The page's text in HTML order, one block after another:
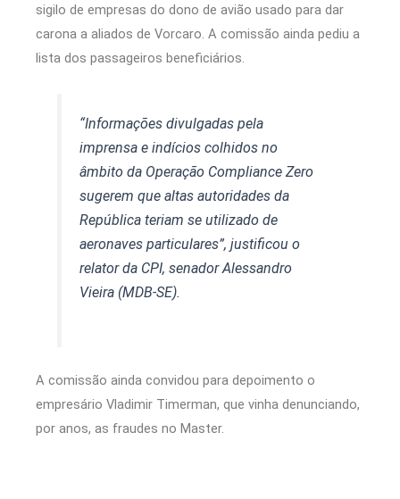
sigilo de empresas do dono de avião usado para dar
carona a aliados de Vorcaro. A comissão ainda pediu a
lista dos passageiros beneficiários.
“Informações divulgadas pela
imprensa e indícios colhidos no
âmbito da Operação Compliance Zero
sugerem que altas autoridades da
República teriam se utilizado de
aeronaves particulares”, justificou o
relator da CPI, senador Alessandro
Vieira (MDB-SE).
A comissão ainda convidou para depoimento o
empresário Vladimir Timerman, que vinha denunciando,
por anos, as fraudes no Master.